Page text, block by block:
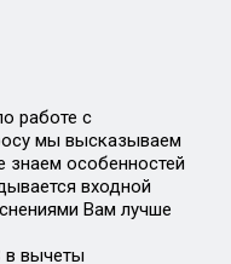
работе с
мы высказываем
знаем особенностей
входной
Вам лучше
в вычеты